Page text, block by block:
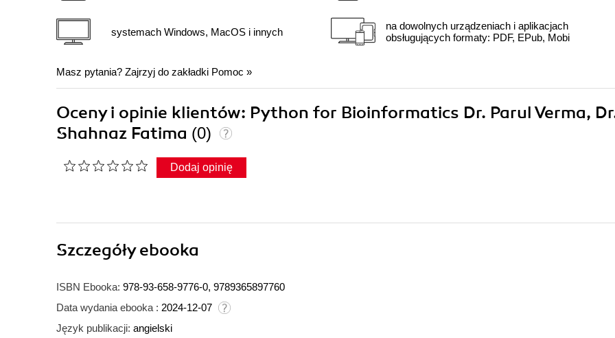
systemach Windows, MacOS i innych
na dowolnych urządzeniach i aplikacjach
obsługujących formaty: PDF, EPub, Mobi
Masz pytania? Zajrzyj do zakładki Pomoc »
Oceny i opinie klientów: Python for Bioinformatics Dr. Parul Verma,
Shahnaz Fatima (0)
Dodaj opinię
Szczegółyebooka
ISBN Ebooka: 978-93-658-9776-0, 9789365897760
Data wydania ebooka : 2024-12-07
Język publikacji: angielski